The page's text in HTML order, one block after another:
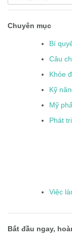
kiếm
Chuyên mục
Bí
Câu
Khỏe
Kỹ
Mỹ
Phát
Việc
Bắt đầu ngay,